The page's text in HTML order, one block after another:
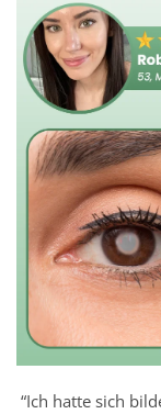
“Ich hatte sich